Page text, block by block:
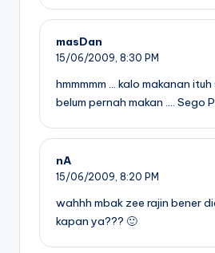
masDan
15/06/2009, 8:30 PM
hmmmmm … kalo makanan
belum pernah makan …. Sego
nA
15/06/2009, 8:20 PM
wahhh mbak zee rajin bener
kapan ya??? 🙂